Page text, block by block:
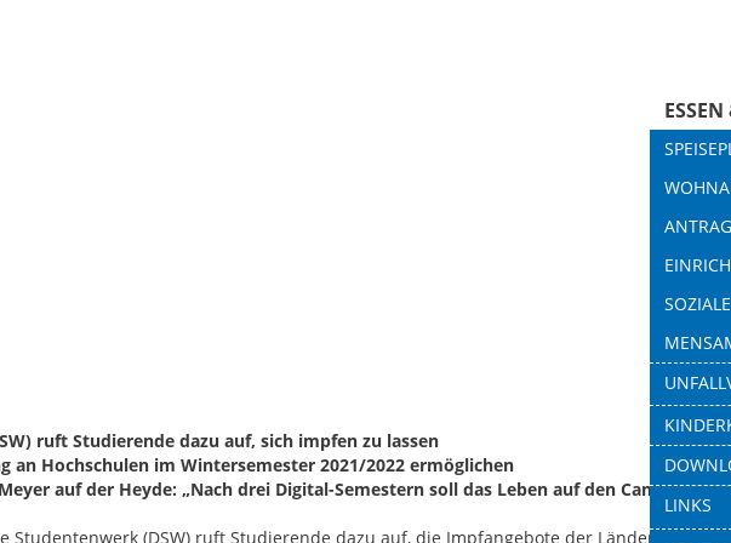
SERVICE
FAQ
BAFÖG
BAFÖG-
LINKS
ruft Studierende dazu auf, sich impfen zu lassen
an Hochschulen im Wintersemester 2021/2022 ermöglichen
auf der Heyde: „Nach drei Digital-Semestern soll das Leben auf den Campus
Studentenwerk (DSW) ruft Studierende dazu auf, die Impfangebote der Länder und